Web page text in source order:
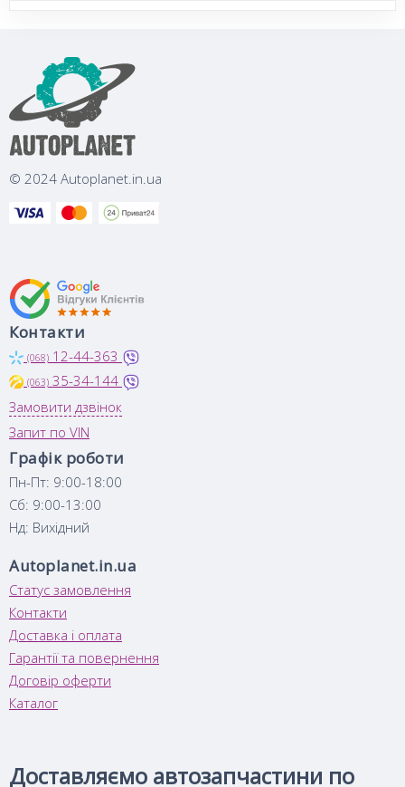
© 2024 Autoplanet.in.ua
Контакти
(068) 12-44-363
(063) 35-34-144
Замовити дзвінок
Запит по VIN
Графік роботи
Пн-Пт: 9:00-18:00
Сб: 9:00-13:00
Нд: Вихідний
Autoplanet.in.ua
Статус замовлення
Контакти
Доставка і оплата
Гарантії та повернення
Договір оферти
Каталог
Доставляємо автозапчастини по